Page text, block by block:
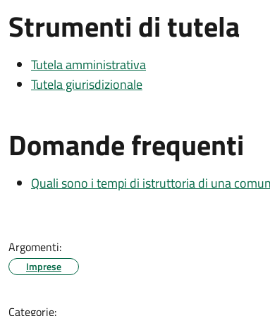
Strumenti di tutela
Tutela amministrativa
Tutela giurisdizionale
Domande frequenti
Quali sono i tempi di istruttoria di una
Argomenti:
Imprese
Categorie: